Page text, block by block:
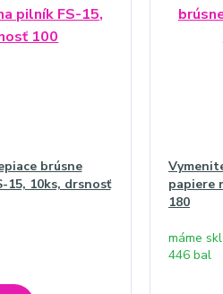
brúsne
15, 10ks, drsnosť
papiere
180
máme
446 bal